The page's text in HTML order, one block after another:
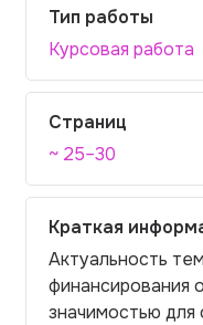
Тип работы
Курсовая работа
Страниц
~ 25–30
Краткая
Актуальность
финансирования
значимостью для